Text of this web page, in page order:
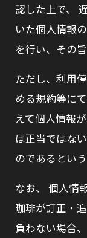
認した上で、
いた個人情報
を行い、その
ただし、利用
める規約等に
えて個人情報
は正当ではな
のであるとい
なお、 個人情
珈琲が訂正・
負わない場合